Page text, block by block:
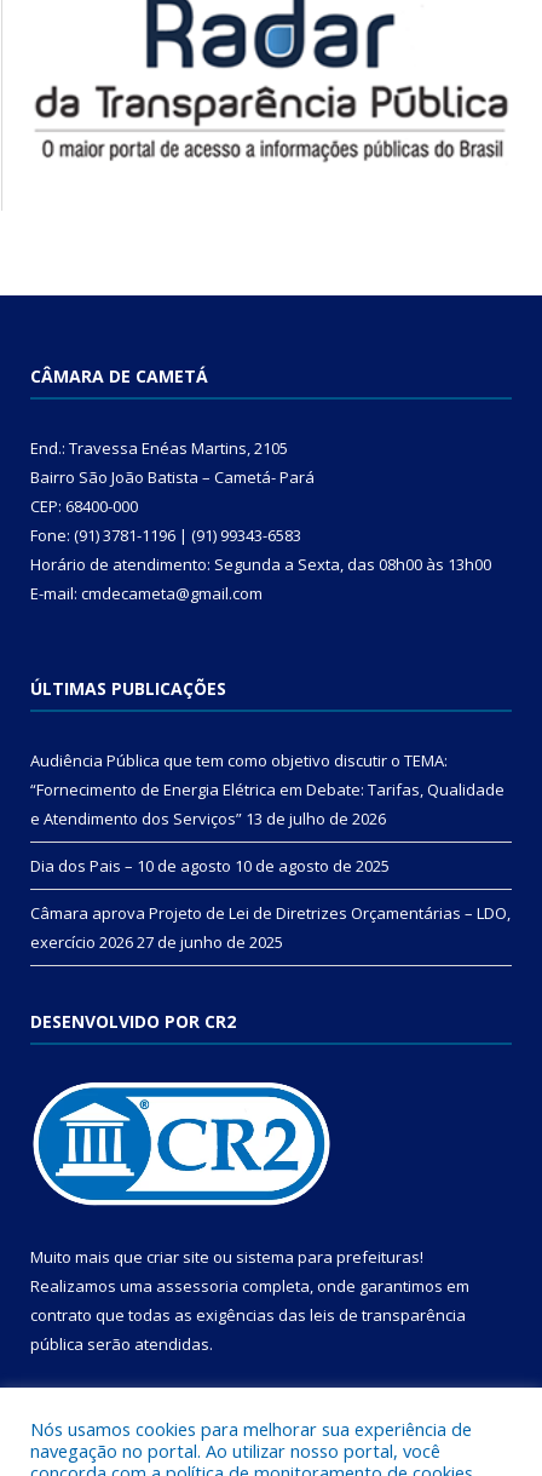
CÂMARA DE CAMETÁ
End.: Travessa Enéas Martins, 2105
Bairro São João Batista – Cametá- Pará
CEP: 68400-000
Fone: (91) 3781-1196 | (91) 99343-6583
Horário de atendimento: Segunda a Sexta, das 08h00 às 13h00
E-mail: cmdecameta@gmail.com
ÚLTIMAS PUBLICAÇÕES
Audiência Pública que tem como objetivo discutir o TEMA:
“Fornecimento de Energia Elétrica em Debate: Tarifas, Qualidade
e Atendimento dos Serviços” 13 de julho de 2026
Dia dos Pais – 10 de agosto 10 de agosto de 2025
Câmara aprova Projeto de Lei de Diretrizes Orçamentárias – LDO,
exercício 202627 de junho de 2025
DESENVOLVIDO POR CR2
Muito mais que criar site ou sistema para prefeituras!
Realizamos uma assessoria completa, onde garantimos em
contrato que todas as exigências das leis de transparência
pública serão atendidas.
Nós usamos cookies para melhorar sua experiência de
navegação no portal. Ao utilizar nosso portal, você